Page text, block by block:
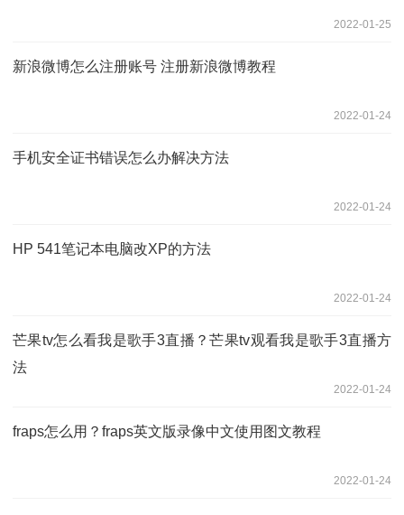
2022-01-25
新浪微博怎么注册账号 注册新浪微博教程
2022-01-24
手机安全证书错误怎么办解决方法
2022-01-24
HP 541笔记本电脑改XP的方法
2022-01-24
芒果tv怎么看我是歌手3直播？芒果tv观看我是歌手3直播方
法
2022-01-24
fraps怎么用？fraps英文版录像中文使用图文教程
2022-01-24